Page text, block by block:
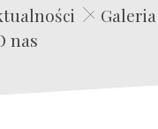
Edwin Film Agencja Aktorska
Galeria
nas